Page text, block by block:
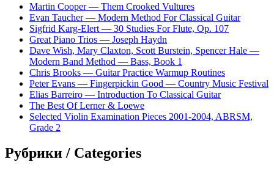
Martin Cooper — Them Crooked Vultures
Evan Taucher — Modern Method For Classical Guitar
Sigfrid Karg-Elert — 30 Studies For Flute, Op. 107
Great Piano Trios — Joseph Haydn
Dave Wish, Mary Claxton, Scott Burstein, Spencer Hale —
Modern Band Method — Bass, Book 1
Chris Brooks — Guitar Practice Warmup Routines
Peter Evans — Fingerpickin Good — Country Music Festival
Elias Barreiro — Introduction To Classical Guitar
The Best Of Lerner & Loewe
Selected Violin Examination Pieces 2001-2004, ABRSM,
Grade 2
Рубрики / Categories